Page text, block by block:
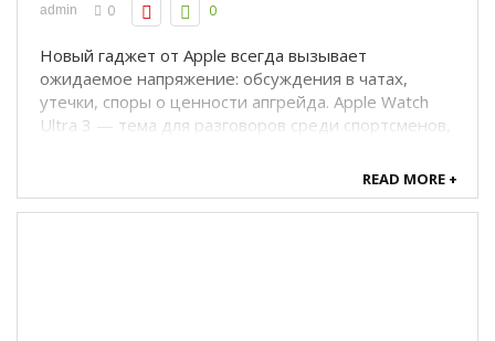
admin 0 0
Новый гаджет от Apple всегда вызывает
ожидаемое напряжение: обсуждения в чатах,
утечки, споры о ценности апгрейда. Apple Watch
Ultra 3 — тема для разговоров среди спортсменов,
этой статье я не буду торопиться с громкими
прогнозами. Вместо этого разберём, что уже ...
READ MORE +